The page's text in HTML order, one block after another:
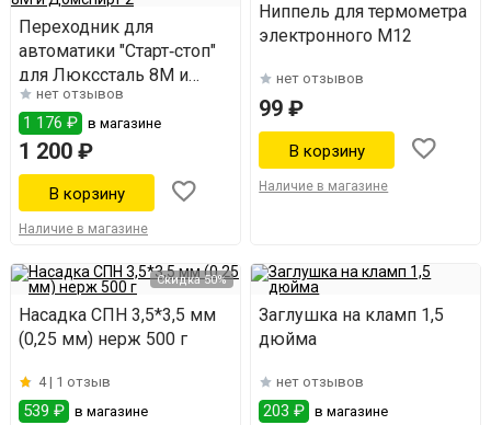
Переходник для
автоматики "Старт‑стоп"
для Люкссталь 8М и
Домспирт 2
нет отзывов
1 176 ₽ в магазине
1 200 ₽
Наличие в магазине
Ниппель для термометра
электронного М12
нет отзывов
99 ₽
Наличие в магазине
Скидка 50%
Насадка СПН 3,5*3,5 мм
(0,25 мм) нерж 500 г
4 | 1 отзыв
539 ₽ в магазине
Заглушка на кламп 1,5
дюйма
нет отзывов
203 ₽ в магазине